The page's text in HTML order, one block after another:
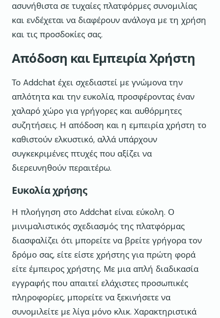
ασυνήθιστα σε τυχαίες πλατφόρμες συνομιλίας
και ενδέχεται να διαφέρουν ανάλογα με τη χρήση
και τις προσδοκίες σας.
Απόδοση και Εμπειρία Χρήστη
Το Addchat έχει σχεδιαστεί με γνώμονα την
απλότητα και την ευκολία, προσφέροντας έναν
χαλαρό χώρο για γρήγορες και αυθόρμητες
συζητήσεις. Η απόδοση και η εμπειρία χρήστη το
καθιστούν ελκυστικό, αλλά υπάρχουν
συγκεκριμένες πτυχές που αξίζει να
διερευνηθούν περαιτέρω.
Ευκολία χρήσης
Η πλοήγηση στο Addchat είναι εύκολη. Ο
μινιμαλιστικός σχεδιασμός της πλατφόρμας
διασφαλίζει ότι μπορείτε να βρείτε γρήγορα τον
δρόμο σας, είτε είστε χρήστης για πρώτη φορά
είτε έμπειρος χρήστης. Με μια απλή διαδικασία
εγγραφής που απαιτεί ελάχιστες προσωπικές
πληροφορίες, μπορείτε να ξεκινήσετε να
συνομιλείτε με λίγα μόνο κλικ. Χαρακτηριστικά